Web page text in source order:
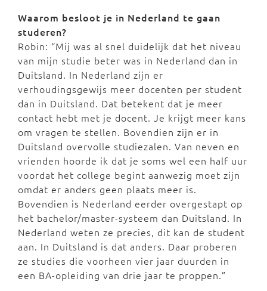
Waarom besloot je in Nederland te gaan
studeren?
Robin: “Mij was al snel duidelijk dat het niveau
van mijn studie beter was in Nederland dan in
Duitsland. In Nederland zijn er
verhoudingsgewijs meer docenten per student
dan in Duitsland. Dat betekent dat je meer
contact hebt met je docent. Je krijgt meer kans
om vragen te stellen. Bovendien zijn er in
Duitsland overvolle studiezalen. Van neven en
vrienden hoorde ik dat je soms wel een half uur
voordat het college begint aanwezig moet zijn
omdat er anders geen plaats meer is.
Bovendien is Nederland eerder overgestapt op
het bachelor/master-systeem dan Duitsland. In
Nederland weten ze precies, dit kan de student
aan. In Duitsland is dat anders. Daar proberen
ze studies die voorheen vier jaar duurden in
een BA-opleiding van drie jaar te proppen.”